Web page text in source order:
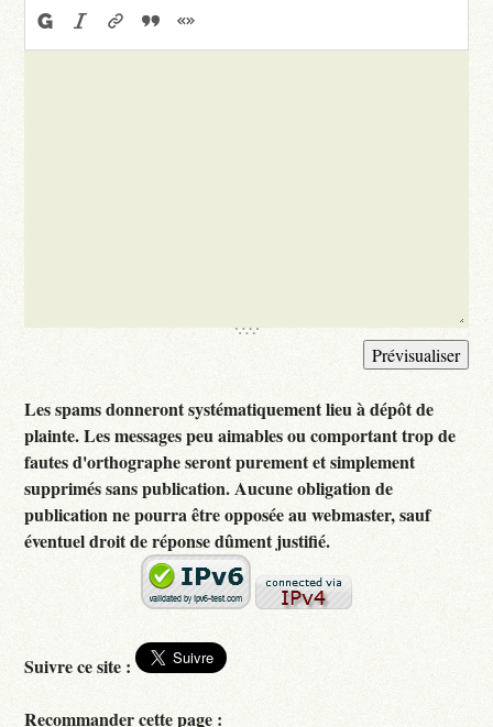
Les spams donneront systématiquement lieu à dépôt de
plainte. Les messages peu aimables ou comportant trop de
fautes d'orthographe seront purement et simplement
supprimés sans publication. Aucune obligation de
publication ne pourra être opposée au webmaster, sauf
éventuel droit de réponse dûment justifié.
Suivre ce site :
Recommander cette page :